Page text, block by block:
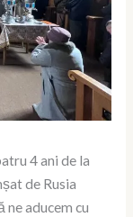
4 ani de la
de Rusia
aducem cu